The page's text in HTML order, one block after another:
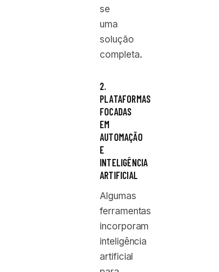
se
uma
solução
completa.
2.
PLATAFORMAS
FOCADAS
EM
AUTOMAÇÃO
E
INTELIGÊNCIA
ARTIFICIAL
Algumas
ferramentas
incorporam
inteligência
artificial